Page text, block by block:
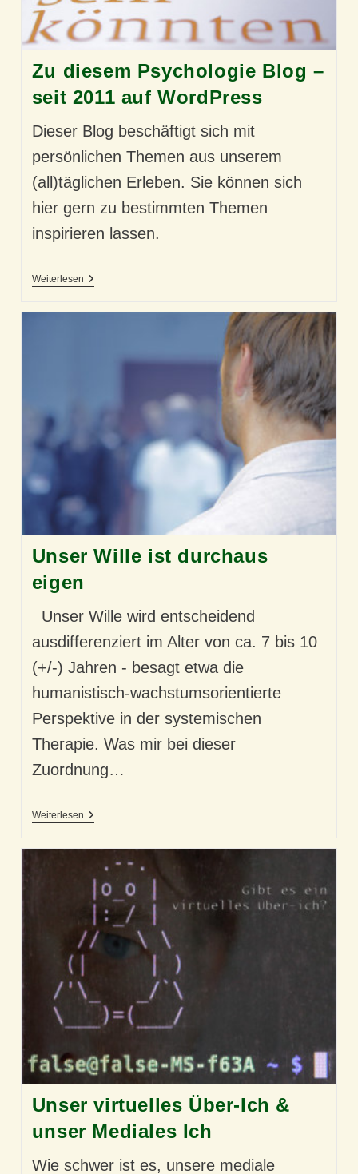
Zu diesem Psychologie Blog –
seit 2011 auf WordPress
Dieser Blog beschäftigt sich mit
persönlichen Themen aus unserem
(all)täglichen Erleben. Sie können sich
hier gern zu bestimmten Themen
inspirieren lassen.
WeiterlesenZu
Unser Wille ist durchaus
eigen
Unser Wille wird entscheidend
ausdifferenziert im Alter von ca. 7 bis 10
(+/-) Jahren - besagt etwa die
humanistisch-wachstumsorientierte
Perspektive in der systemischen
Therapie. Was mir bei dieser
Zuordnung…
WeiterlesenUnser
Eigen
Unser virtuelles Über-Ich &
unser Mediales Ich
Wie schwer ist es, unsere mediale